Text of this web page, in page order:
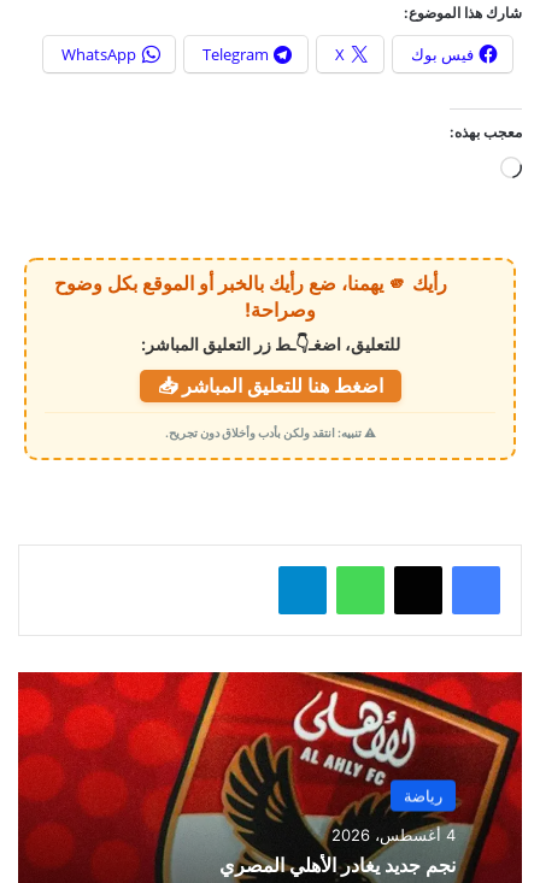
شارك هذا الموضوع:
فيس بوك X
Telegram
WhatsApp
معجب بهذه:
ي
م
ي
رأيك 🫵 يهمنا، ضع رأيك بالخبر أو الموقع بكل وضوح
وصراحة!
للتعليق، اضغـ👇ـط زر التعليق المباشر:
اضغط هنا للتعليق المباشر 📥
⚠️ تنبيه: انتقد ولكن بأدب وأخلاق دون تجريح.
واتساب
رياضة
4 أغسطس، 2026
نجم جديد يغادر الأهلي المصري